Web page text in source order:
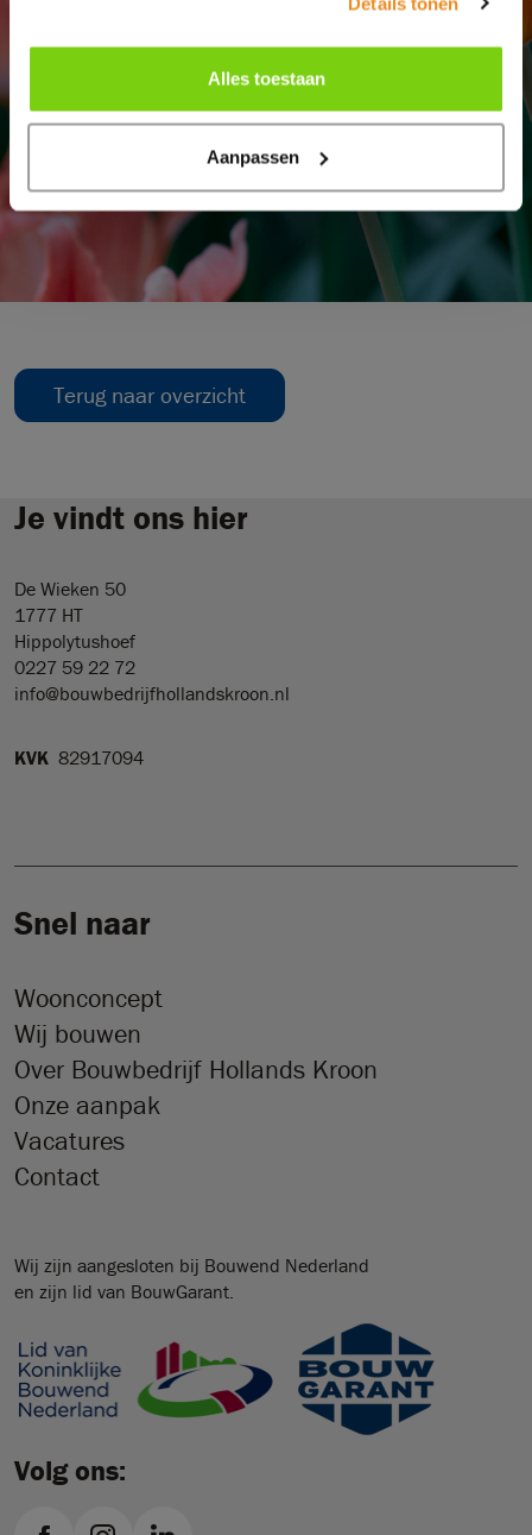
Alles toestaan
Aanpassen
Terug naar overzicht
Snel naar
Woonconcept
Wij bouwen
Over Bouwbedrijf Hollands Kroon
Onze aanpak
Vacatures
Contact
Je vindt ons hier
De Wieken 50
1777 HT
Hippolytushoef
0227 59 22 72
info@bouwbedrijfhollandskroon.nl
KVK 82917094
Wij zijn aangesloten bij Bouwend Nederland
en zijn lid van BouwGarant.
Volg ons: